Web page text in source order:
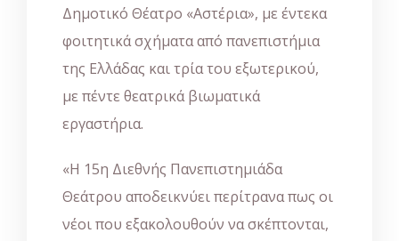
Δημοτικό Θέατρο «Αστέρια», με έντεκα
φοιτητικά σχήματα από πανεπιστήμια
της Ελλάδας και τρία του εξωτερικού,
με πέντε θεατρικά βιωματικά
εργαστήρια.
«Η 15η Διεθνής Πανεπιστημιάδα
Θεάτρου αποδεικνύει περίτρανα πως οι
νέοι που εξακολουθούν να σκέπτονται,